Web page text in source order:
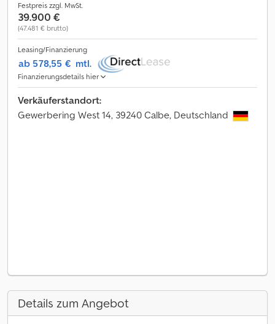
Festpreis zzgl. MwSt.
39.900 €
(47.481 € brutto)
Leasing/Finanzierung
ab 578,55 € mtl.
Finanzierungsdetails hier
Verkäuferstandort:
Gewerbering West 14, 39240 Calbe, Deutschland
Details zum Angebot